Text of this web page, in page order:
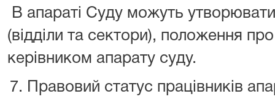
В апараті Суду можуть
(відділи та сектори), положення
керівником апарату суду.
Правовий статус працівників